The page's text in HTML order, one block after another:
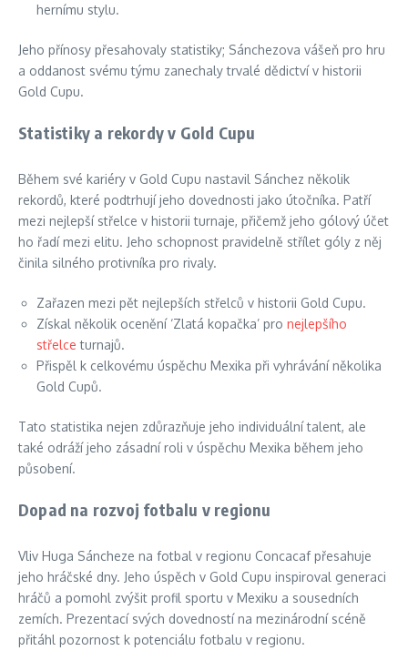
hernímu stylu.
Jeho přínosy přesahovaly statistiky; Sánchezova vášeň pro hru
a oddanost svému týmu zanechaly trvalé dědictví v historii
Gold Cupu.
Statistiky a rekordy v Gold Cupu
Během své kariéry v Gold Cupu nastavil Sánchez několik
rekordů, které podtrhují jeho dovednosti jako útočníka. Patří
mezi nejlepší střelce v historii turnaje, přičemž jeho gólový účet
ho řadí mezi elitu. Jeho schopnost pravidelně střílet góly z něj
činila silného protivníka pro rivaly.
Zařazen mezi pět nejlepších střelců v historii Gold Cupu.
Získal několik ocenění ‘Zlatá kopačka’ pro nejlepšího
střelce turnajů.
Přispěl k celkovému úspěchu Mexika při vyhrávání několika
Gold Cupů.
Tato statistika nejen zdůrazňuje jeho individuální talent, ale
také odráží jeho zásadní roli v úspěchu Mexika během jeho
působení.
Dopad na rozvoj fotbalu v regionu
Vliv Huga Sáncheze na fotbal v regionu Concacaf přesahuje
jeho hráčské dny. Jeho úspěch v Gold Cupu inspiroval generaci
hráčů a pomohl zvýšit profil sportu v Mexiku a sousedních
zemích. Prezentací svých dovedností na mezinárodní scéně
přitáhl pozornost k potenciálu fotbalu v regionu.